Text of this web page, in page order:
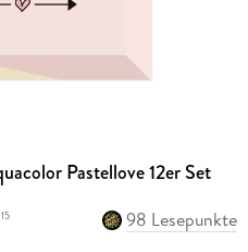
Pastellove 12er Set
15
98 Lesepunkte